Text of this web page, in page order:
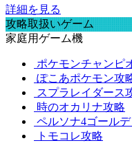
詳細を見る
攻略取扱いゲーム
家庭用ゲーム機
ポケモンチャンピ
ぽこあポケモン攻
スプラレイダース
時のオカリナ攻略
ペルソナ4ゴール
トモコレ攻略